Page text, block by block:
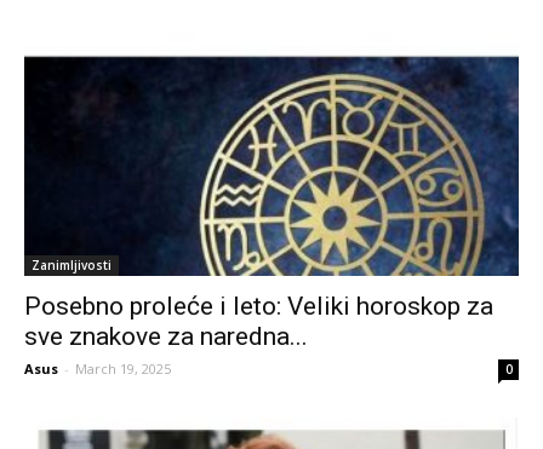
Zanimljivosti
Posebno proleće i leto: Veliki horoskop za
sve znakove za naredna...
Asus - March 19, 2025 0